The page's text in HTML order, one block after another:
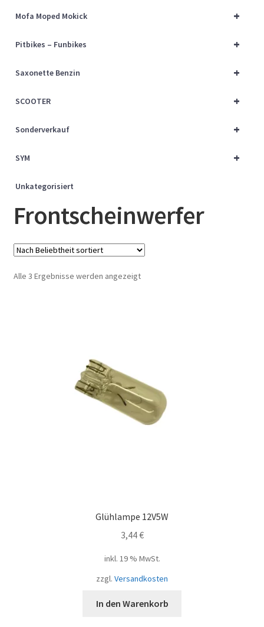
+
Mofa Moped Mokick
+
Pitbikes – Funbikes
+
Saxonette Benzin
+
SCOOTER
+
Sonderverkauf
+
SYM
Unkategorisiert
Frontscheinwerfer
Alle 3 Ergebnisse werden angezeigtNach
Glühlampe 12V5W
3,44€
inkl. 19 % MwSt.
zzgl. Versandkosten
In den Warenkorb